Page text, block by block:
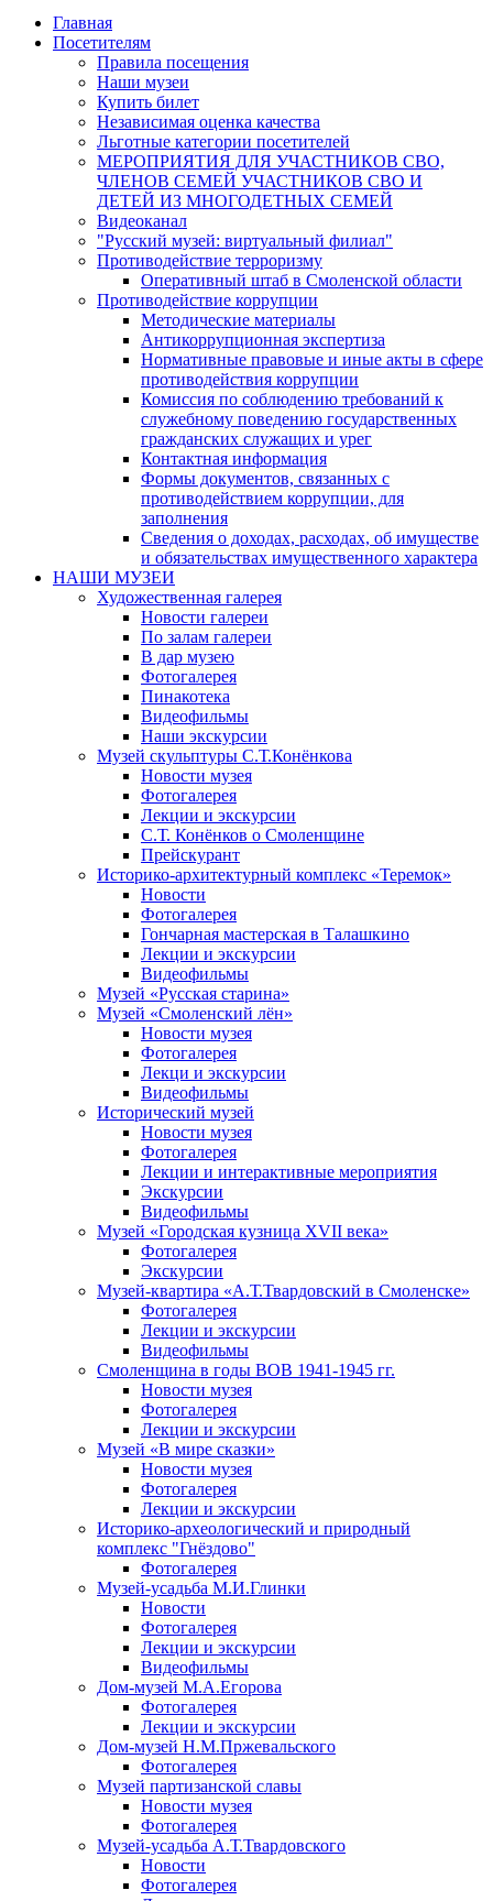
Главная
Посетителям
Правила посещения
Наши музеи
Купить билет
Независимая оценка качества
Льготные категории посетителей
МЕРОПРИЯТИЯ ДЛЯ УЧАСТНИКОВ СВО,
ЧЛЕНОВ СЕМЕЙ УЧАСТНИКОВ СВО И
ДЕТЕЙ ИЗ МНОГОДЕТНЫХ СЕМЕЙ
Видеоканал
"Русский музей: виртуальный филиал"
Противодействие терроризму
Оперативный штаб в Смоленской области
Противодействие коррупции
Методические материалы
Антикоррупционная экспертиза
Нормативные правовые и иные акты в сфере
противодействия коррупции
Комиссия по соблюдению требований к
служебному поведению государственных
гражданских служащих и урег
Контактная информация
Формы документов, связанных с
противодействием коррупции, для
заполнения
Сведения о доходах, расходах, об имуществе
и обязательствах имущественного характера
НАШИ МУЗЕИ
Художественная галерея
Новости галереи
По залам галереи
В дар музею
Фотогалерея
Пинакотека
Видеофильмы
Наши экскурсии
Музей скульптуры С.Т.Конёнкова
Новости музея
Фотогалерея
Лекции и экскурсии
С.Т. Конёнков о Смоленщине
Прейскурант
Историко-архитектурный комплекс «Теремок»
Новости
Фотогалерея
Гончарная мастерская в Талашкино
Лекции и экскурсии
Видеофильмы
Музей «Русская старина»
Музей «Смоленский лён»
Новости музея
Фотогалерея
Лекци и экскурсии
Видеофильмы
Исторический музей
Новости музея
Фотогалерея
Лекции и интерактивные мероприятия
Экскурсии
Видеофильмы
Музей «Городская кузница XVII века»
Фотогалерея
Экскурсии
Музей-квартира «А.Т.Твардовский в Смоленске»
Фотогалерея
Лекции и экскурсии
Видеофильмы
Смоленщина в годы ВОВ 1941-1945 гг.
Новости музея
Фотогалерея
Лекции и экскурсии
Музей «В мире сказки»
Новости музея
Фотогалерея
Лекции и экскурсии
Историко-археологический и природный
комплекс "Гнёздово"
Фотогалерея
Музей-усадьба М.И.Глинки
Новости
Фотогалерея
Лекции и экскурсии
Видеофильмы
Дом-музей М.А.Егорова
Фотогалерея
Лекции и экскурсии
Дом-музей Н.М.Пржевальского
Фотогалерея
Музей партизанской славы
Новости музея
Фотогалерея
Музей-усадьба А.Т.Твардовского
Новости
Фотогалерея